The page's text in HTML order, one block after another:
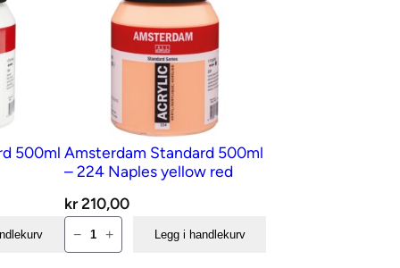
500ml Amsterdam Standard 500ml
– 224 Naples yellow red
kr210,00
Amsterdam
Standard
− + Legg i handlekurv